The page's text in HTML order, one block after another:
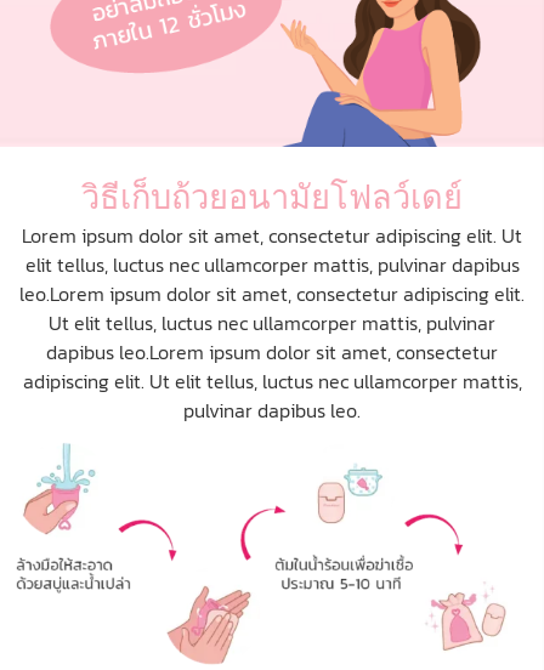
วิธีเก็บถ้วยอนามัยโฟลว์เดย์
Lorem ipsum dolor sit amet, consectetur adipiscing elit. Ut
elit tellus, luctus nec ullamcorper mattis, pulvinar dapibus
leo.Lorem ipsum dolor sit amet, consectetur adipiscing elit.
Ut elit tellus, luctus nec ullamcorper mattis, pulvinar
dapibus leo.Lorem ipsum dolor sit amet, consectetur
adipiscing elit. Ut elit tellus, luctus nec ullamcorper mattis,
pulvinar dapibus leo.